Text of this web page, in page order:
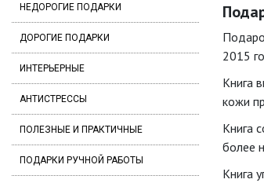
НЕДОРОГИЕ ПОДАРКИ
ДОРОГИЕ ПОДАРКИ
ИНТЕРЬЕРНЫЕ
АНТИСТРЕССЫ
ПОЛЕЗНЫЕ И ПРАКТИЧНЫЕ
ПОДАРКИ РУЧНОЙ РАБОТЫ
2015
Книга
кожи
Книга
более
Книга